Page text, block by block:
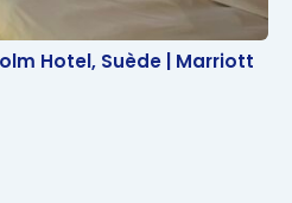
Hotel, Suède | Marriott
Hotel, Suède | Marriott